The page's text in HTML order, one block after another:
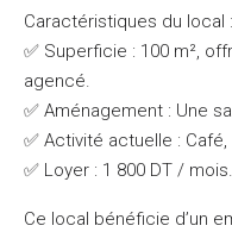
Caractéristiques du local :
✅ Superficie : 100 m²,
agencé.
✅ Aménagement : Une
✅ Activité actuelle :
✅ Loyer : 1 800 DT / mois.
Ce local bénéficie d’un